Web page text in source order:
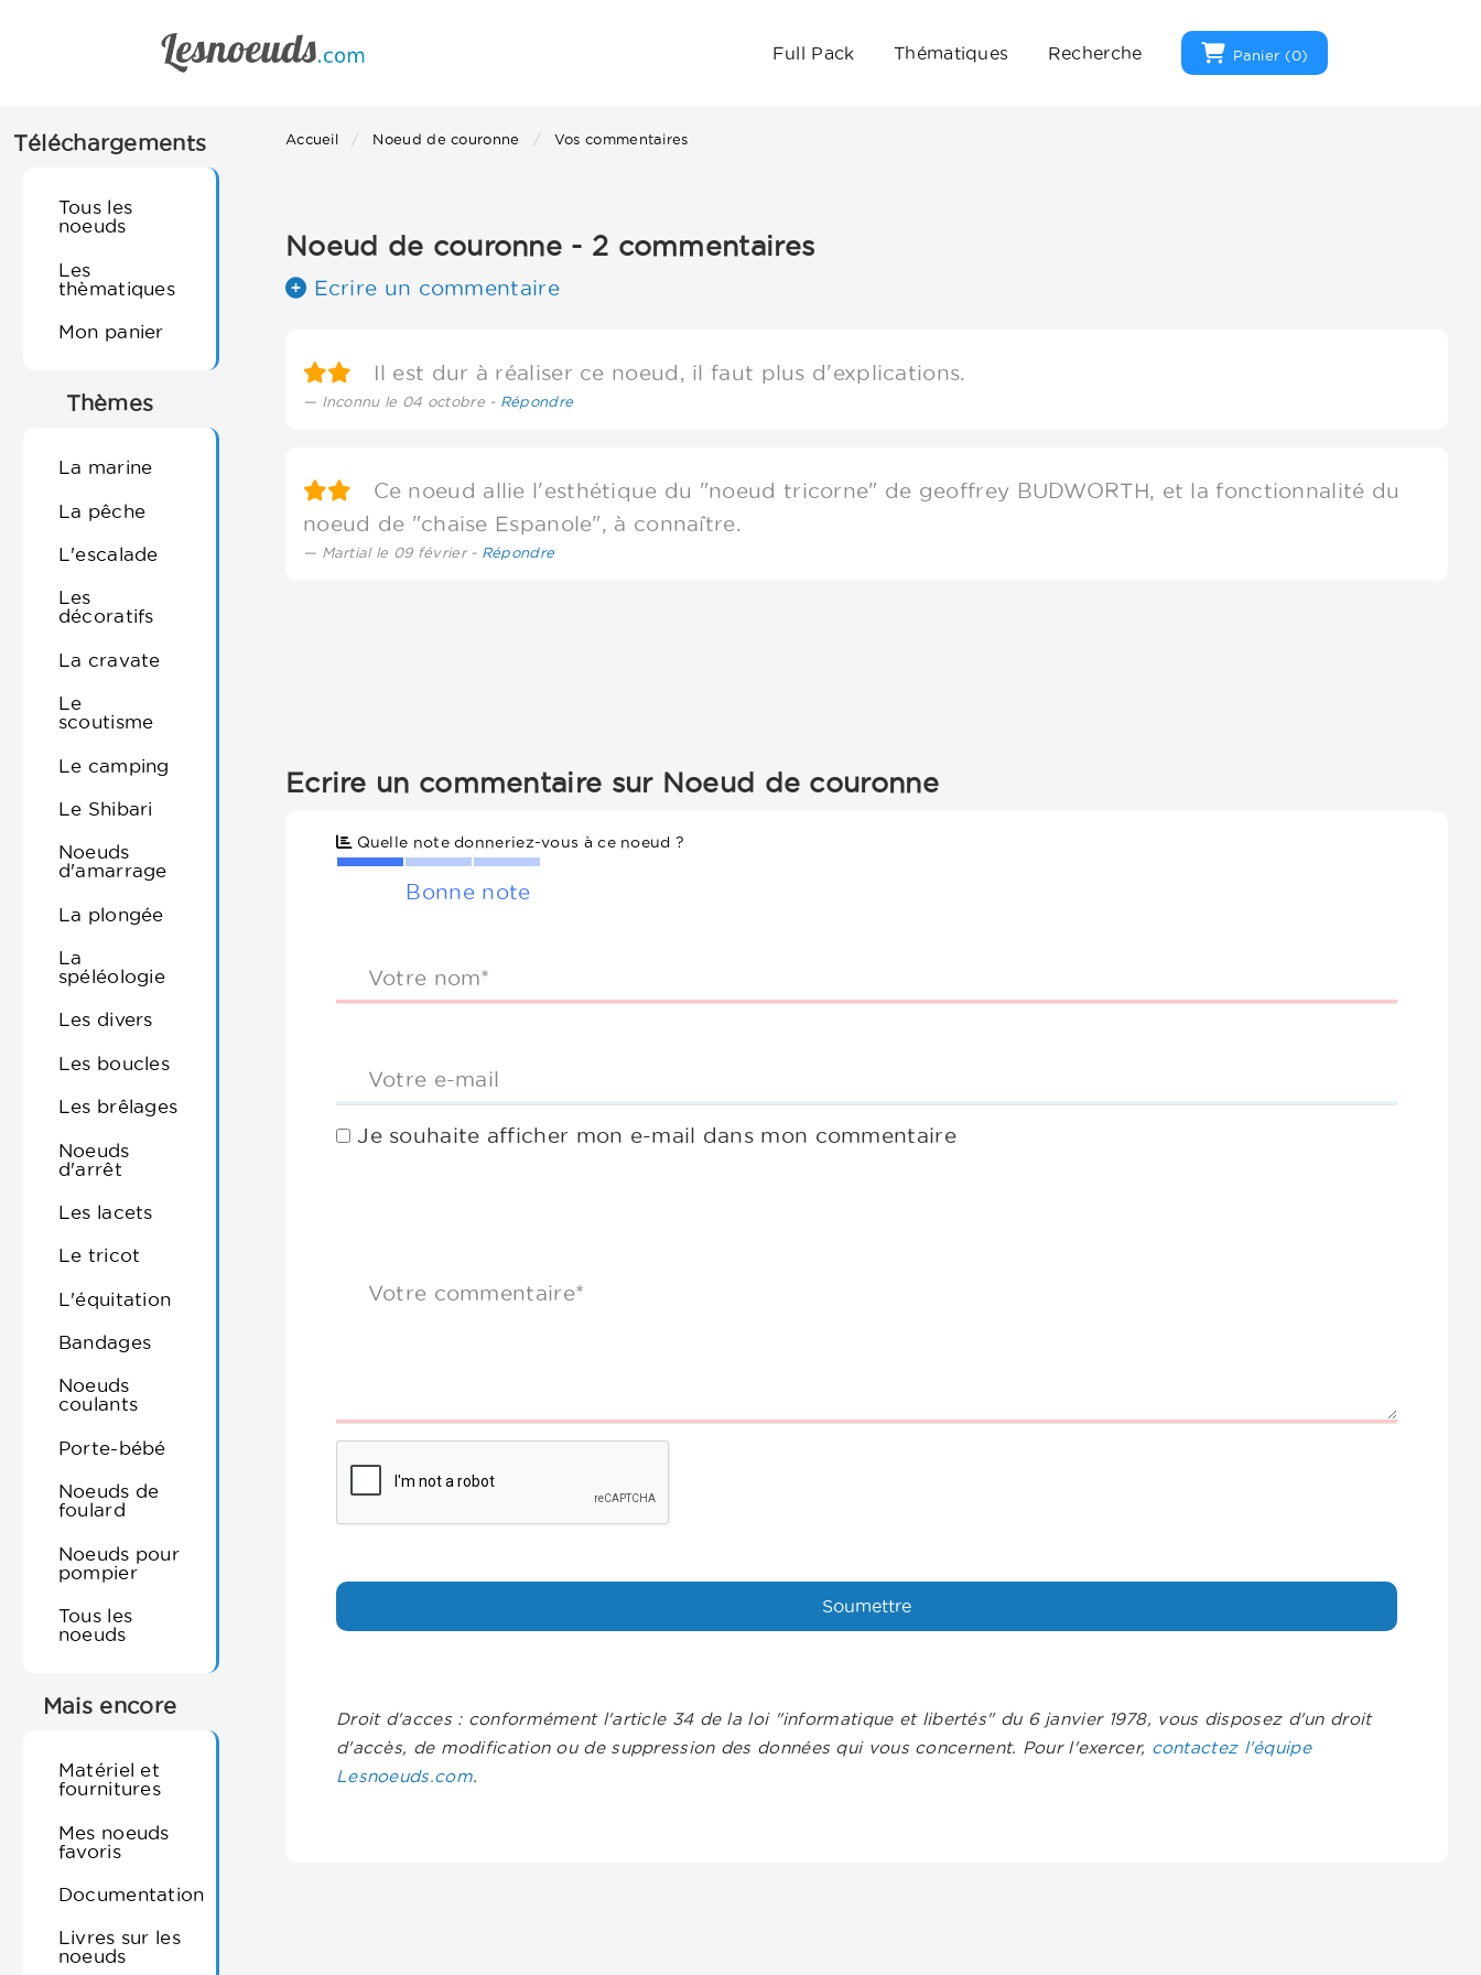
Full Pack Thématiques Recherche Panier (0)
Téléchargements
Tous les
noeuds
Les
thèmatiques
Mon panier
Thèmes
La marine
La pêche
L'escalade
Les
décoratifs
La cravate
Le
scoutisme
Le camping
Le Shibari
Noeuds
d'amarrage
La plongée
La
spéléologie
Les divers
Les boucles
Les brêlages
Noeuds
d'arrêt
Les lacets
Le tricot
L'équitation
Bandages
Noeuds
coulants
Porte-bébé
Noeuds de
foulard
Noeuds pour
pompier
Tous les
noeuds
Mais encore
Matériel et
fournitures
Mes noeuds
favoris
Documentation
Livres sur les
noeuds
Accueil Noeud de couronne Vos commentaires
Noeud de couronne - 2 commentaires
Ecrire un commentaire
Il est dur à réaliser ce noeud, il faut plus d'explications.
Inconnu le 04 octobre - Répondre
Ce noeud allie l'esthétique du "noeud tricorne" de geoffrey BUDWORTH, et la fonctionnalité du
noeud de "chaise Espanole", à connaître.
Martial le 09 février - Répondre
Ecrire un commentaire sur Noeud de couronne
Quelle note donneriez-vous à ce noeud ?
Bonne note
Votre nom*
Votre e-mail
Je souhaite afficher mon e-mail dans mon commentaire
Votre commentaire*
Droit d'acces : conformément l'article 34 de la loi "informatique et libertés" du 6 janvier 1978, vous disposez d'un droit
d'accès, de modification ou de suppression des données qui vous concernent. Pour l'exercer, contactez l'équipe
Lesnoeuds.com.